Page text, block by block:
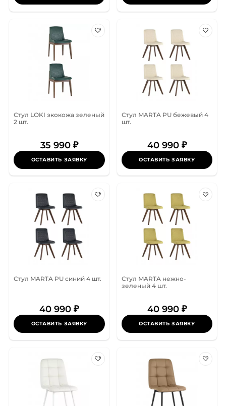
Стул LOKI экокожа зеленый
2 шт.
35 990 ₽
ОСТАВИТЬ ЗАЯВКУ
Стул MARTA PU бежевый 4
шт.
40 990 ₽
ОСТАВИТЬ ЗАЯВКУ
Стул MARTA PU синий 4 шт.
40 990 ₽
ОСТАВИТЬ ЗАЯВКУ
Стул MARTA нежно-
зеленый 4 шт.
40 990 ₽
ОСТАВИТЬ ЗАЯВКУ